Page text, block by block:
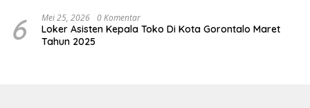
6 Mei 25, 2026 0 Komentar
Loker Asisten Kepala Toko Di Kota Gorontalo Maret
Tahun 2025